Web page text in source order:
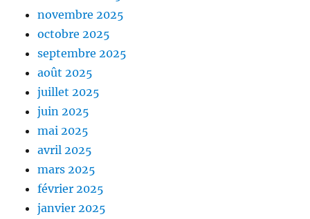
novembre 2025
octobre 2025
septembre 2025
août 2025
juillet 2025
juin 2025
mai 2025
avril 2025
mars 2025
février 2025
janvier 2025